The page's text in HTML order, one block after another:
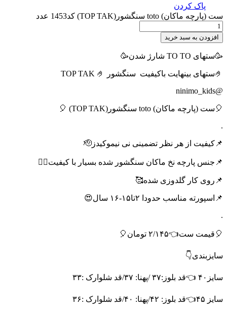
پاک کردن
ست (پارچه ماکان) toto سنگشور(TOP TAK) کد1453 عدد
افزودن به سبد خرید
🥳ستهای TO TO شارژ شدن🥳
🤌ستهای بینهایت باکیفیت
سنگشور TOP TAK 🤌
@ninimo_kids
🎈ست (پارچه ماکان) toto سنگشور(TOP TAK) 🎈
.
📌کیفیت از هر نظر تضمینی نی نیموکیدز🫡
📌جنس پارچه نخ ماکان سنگشور شده بسیار با کیفیت🙂‍↔️
📌روی کار گلدوزی شده🥰
📌اسپورته مناسب حدودا ۲تا۱۵-۱۶ سال😍
.
🎈قیمت ست👈۲/۱۴۵ تومان🎈
سایزبندی👇
سایز۴۰ 👈قد بلوز:۳۷ /پهنا: ۳۷/قد شلوارک :۳۳
سایز ۴۵👈قد بلوز: ۴۲/پهنا: ۴۰/قد شلوارک :۳۶